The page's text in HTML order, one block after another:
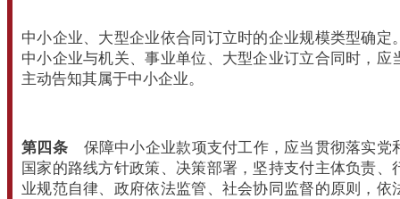
中小企业、大型企业依合同订立时的企业规模类型确定
中小企业与机关、事业单位、大型企业订立合同时，应
主动告知其属于中小企业。
第四条
保障中小企业款项支付工作，应当贯彻落实党
国家的路线方针政策、决策部署，坚持支付主体负责、
业规范自律、政府依法监管、社会协同监督的原则，依